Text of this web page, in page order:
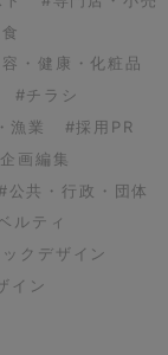
・健康・化粧品
#チラシ
漁業
#採用PR
画編集
#公共・行政・団体
ルティ
クデザイン
イン